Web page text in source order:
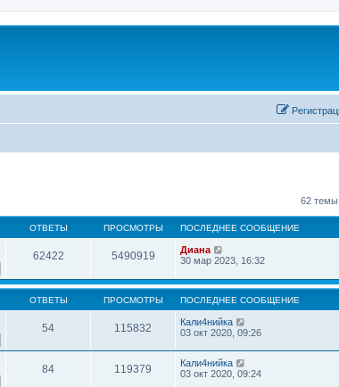
62 темы
ОТВЕТЫ ПРОСМОТРЫ ПОСЛЕДНЕЕ СООБЩЕНИЕ
62422 5490919
Диана
30 мар 2023, 16:32
ОТВЕТЫ ПРОСМОТРЫ ПОСЛЕДНЕЕ СООБЩЕНИЕ
54 115832
Кали4нийка
03 окт 2020, 09:26
84 119379
Кали4нийка
03 окт 2020, 09:24